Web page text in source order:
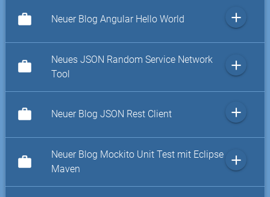
work Neuer Blog Angular Hello World add
work
Neues JSON Random Service Network
Tool
add
work Neuer Blog JSON Rest Client add
work
Neuer Blog Mockito Unit Test mit Eclipse
Maven
add